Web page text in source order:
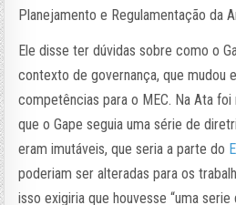
Planejamento e Regulamentação da
Ele disse ter dúvidas sobre como o
contexto de governança, que mudou
competências para o MEC. Na Ata
que o Gape seguia uma série de
eram imutáveis, que seria a parte do
poderiam ser alteradas para os
isso exigiria que houvesse “uma